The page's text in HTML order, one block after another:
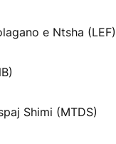
e Ntsha (LEF)
Shimi (MTDS)